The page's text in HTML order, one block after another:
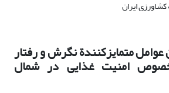
متمایزکنندة نگرش و رفتار
امنیت غذایی در شمال